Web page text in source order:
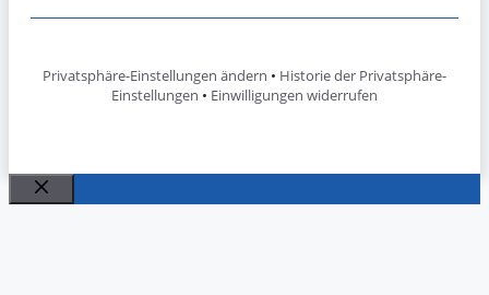
Privatsphäre-Einstellungen ändern • Historie der Privatsphäre-
Einstellungen • Einwilligungen widerrufen
Schließen